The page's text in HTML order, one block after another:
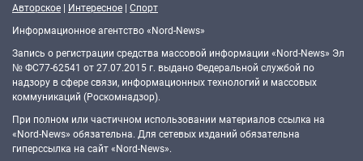
Авторское | Интересное | Спорт
Информационное агентство «Nord-News»
Запись о регистрации средства массовой информации «Nord-News» Эл
№ ФС77-62541 от 27.07.2015 г. выдано Федеральной службой по
надзору в сфере связи, информационных технологий и массовых
коммуникаций (Роскомнадзор).
При полном или частичном использовании материалов ссылка на
«Nord-News» обязательна. Для сетевых изданий обязательна
гиперссылка на сайт «Nord-News».